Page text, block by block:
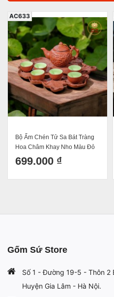
Ấm chén tử sa bát tràng bộ lục
tâm trà 290ml
460.000 ₫
AC494
Gốm Sứ Store
Số 1 - Đường 19-5 - Thôn 2
Huyện Gia Lâm - Hà Nội.